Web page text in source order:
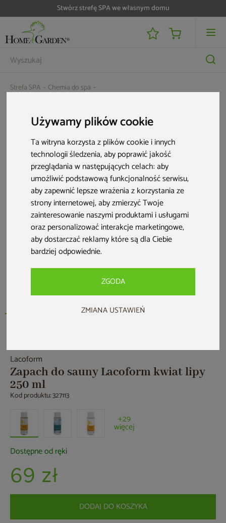
Używamy plików cookie
Ta witryna korzysta z plików cookie i innych
technologii śledzenia, aby poprawić jakość
przeglądania w następujących celach:aby
umożliwić podstawową funkcjonalność serwisu,
aby zapewnić lepsze wrażenia z korzystania ze
strony internetowej,aby zmierzyć Twoje
zainteresowanie naszymi produktami i usługami
oraz personalizować interakcje marketingowe,
aby dostarczać reklamy które są dla Ciebie
bardziej odpowiednie.
ZGODA
ZMIANA USTAWIEŃ
Stwórz strefę SPA we własnym domu
Strefa SPA
Chemia do spa
Lacoform
Zapach do sauny Lacoform kwiat lipy
250 ml
Kod produktu: 327113
+29
więcej
Dostępne od ręki
69 zł
DODAJ DO KOSZYKA